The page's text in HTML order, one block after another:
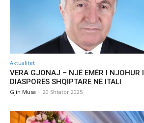
Aktualitet
VERA GJONAJ – NJË EMËR I NJOHUR I
DIASPORËS SHQIPTARE NË ITALI
Gjin Musa - 20 Shtator 2025